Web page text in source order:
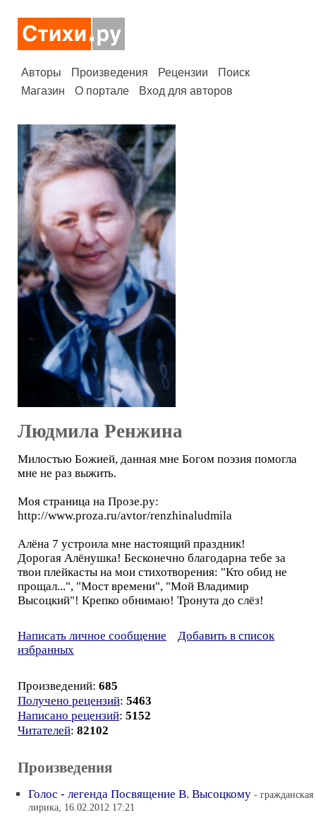
Авторы Произведения Рецензии
Поиск
Магазин
О портале Вход для авторов
Людмила Ренжина
Милостью Божией, данная мне Богом поэзия помогла
мне не раз выжить.
Моя страница на Прозе.ру:
http://www.proza.ru/avtor/renzhinaludmila
Алёна 7 устроила мне настоящий праздник!
Дорогая Алёнушка! Бесконечно благодарна тебе за
твои плейкасты на мои стихотворения: "Кто обид не
прощал...", "Мост времени", "Мой Владимир
Высоцкий"! Крепко обнимаю! Тронута до слёз!
Написать личное сообщение
Добавить в список
избранных
Произведений: 685
Получено рецензий: 5463
Написано рецензий: 5152
Читателей: 82102
Произведения
Голос - легенда Посвящение В. Высоцкому - гражданская
лирика, 16.02.2012 17:21